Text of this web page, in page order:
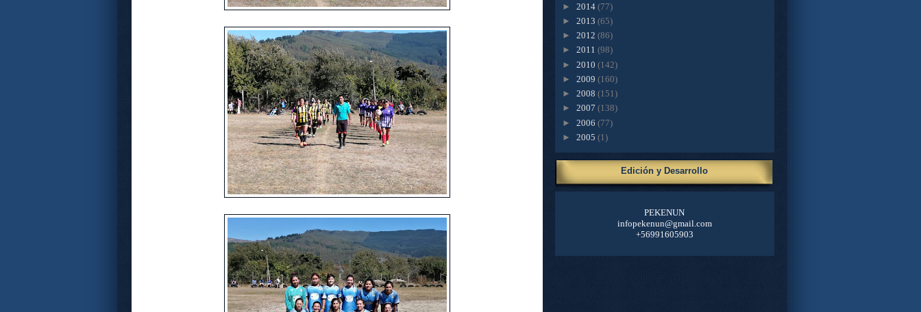
► 2014 (77)
► 2013 (65)
► 2012 (86)
► 2011 (98)
► 2010 (142)
► 2009 (160)
► 2008 (151)
► 2007 (138)
► 2006 (77)
► 2005 (1)
Edición y Desarrollo
PEKENUN
infopekenun@gmail.com
+56991605903